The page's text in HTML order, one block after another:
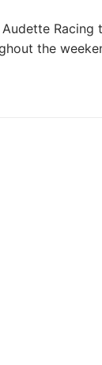
Audette
the